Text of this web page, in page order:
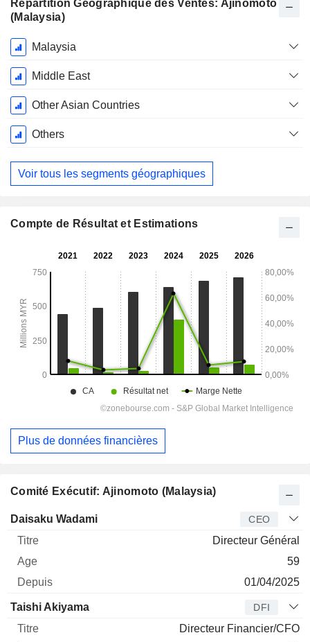
Répartition Géographique des Ventes: Ajinomoto
(Malaysia)
Période
Fiscale:
Mars
Malaysia
Middle East
Other Asian Countries
Others
Voir tous les segments géographiques
Comité Exécutif: Ajinomoto (Malaysia)
Dirigeant Titre Age
Daisaku Wadami CEO
Directeur Général
59
01/04/2025
Taishi Akiyama DFI
Directeur Financier/CFO
Compte de Résultat et Estimations
Plus de données financières